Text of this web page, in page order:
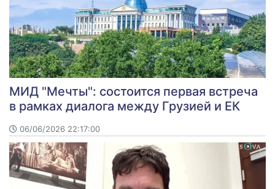
МИД "Мечты": состоится первая встреча
в рамках диалога между Грузией и ЕК
06/06/2026 22:17:00